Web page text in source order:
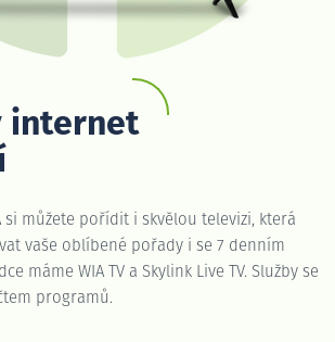
internet
si můžete pořídit i skvělou televizi, která
vaše oblíbené pořady i se 7 denním
máme WIA TV a Skylink Live TV. Služby se
programů.